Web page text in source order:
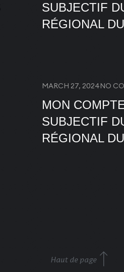
SUBJECTIF
RÉGIONAL
MARCH 27, 2024NO
MON
SUBJECTIF
RÉGIONAL
Haut de page